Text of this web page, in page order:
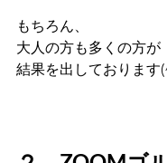
もちろん、
大人の方も多くの方が
結果を出しております